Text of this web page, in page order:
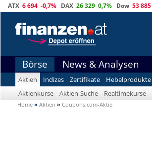
ATX 6 694 -0,7% DAX 26 329 0,7% Dow 53 885
Börse News & Analysen
Aktien Indizes Zertifikate Hebelprodukte
Aktienkurse
Aktien-Suche Realtimekurse
Home » Aktien » Coupons.com-Aktie